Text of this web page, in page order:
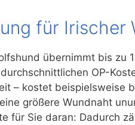
für Irischer
übernimmt bis
OP-
– kostet beispielsweise
größere Wundnaht
für Sie daran: Dadurch